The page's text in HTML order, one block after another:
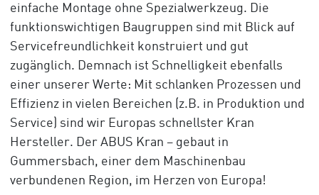
einfache Montage ohne Spezialwerkzeug. Die
funktionswichtigen Baugruppen sind mit Blick auf
Servicefreundlichkeit konstruiert und gut
zugänglich. Demnach ist Schnelligkeit ebenfalls
einer unserer Werte: Mit schlanken Prozessen und
Effizienz in vielen Bereichen (z.B. in Produktion und
Service) sind wir Europas schnellster Kran
Hersteller. Der ABUS Kran – gebaut in
Gummersbach, einer dem Maschinenbau
verbundenen Region, im Herzen von Europa!